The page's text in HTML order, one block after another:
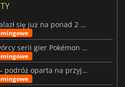
Resident Evil: Veronica znalazł się już na ponad 2 milionach list życzeń
Beast of Reincarnation: twórcy serii gier Pokémon wkraczają na nową ścieżkę
Big Walk już w sprzedaży – podróż oparta na przyjaźni